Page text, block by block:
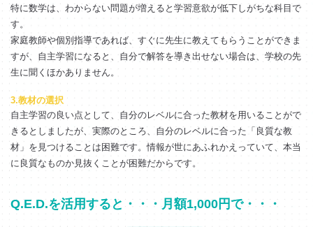
特に数学は、わからない問題が増えると学習意欲が低下しがちな科目で
す。
家庭教師や個別指導であれば、すぐに先生に教えてもらうことができま
すが、自主学習になると、自分で解答を導き出せない場合は、学校の先
生に聞くほかありません。
3.教材の選択
自主学習の良い点として、自分のレベルに合った教材を用いることがで
きるとしましたが、実際のところ、自分のレベルに合った「良質な教
材」を見つけることは困難です。情報が世にあふれかえっていて、本当
に良質なものか見抜くことが困難だからです。
Q.E.D.を活用すると・・・月額1,000円で・・・